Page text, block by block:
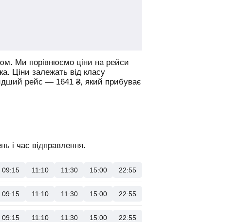
Ми порівнюємо ціни на рейси
Ціни залежать від класу
рейс — 1641 ₴, який прибуває
і час відправлення.
09:15 11:10 11:30 15:00 22:55
09:15 11:10 11:30 15:00 22:55
09:15 11:10 11:30 15:00 22:55